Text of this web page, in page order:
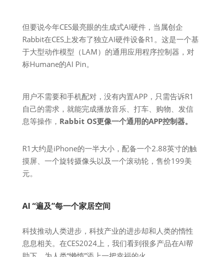
但要说今年CES最亮眼的生成式AI硬件，当属创企
Rabbit在CES上发布了独立AI硬件设备R1。这是一个基
于大型动作模型（LAM）的通用应用程序控制器，对
标Humane的AI Pin。
用户不需要和手机配对，没有内置APP，只需告诉R1
自己的需求，就能完成播放音乐、打车、购物、发信
息等操作， Rabbit OS更像一个通用的APP控制器。
R1大约是iPhone的一半大小，配备一个2.88英寸的触
摸屏、一个旋转摄像头以及一个滚动轮，售价199美
元。
AI “遍及”每一个家居空间
科技推动人类进步，科技产业的进步却和人类的惰性
息息相关。在CES2024上，我们看到很多产品在AI帮